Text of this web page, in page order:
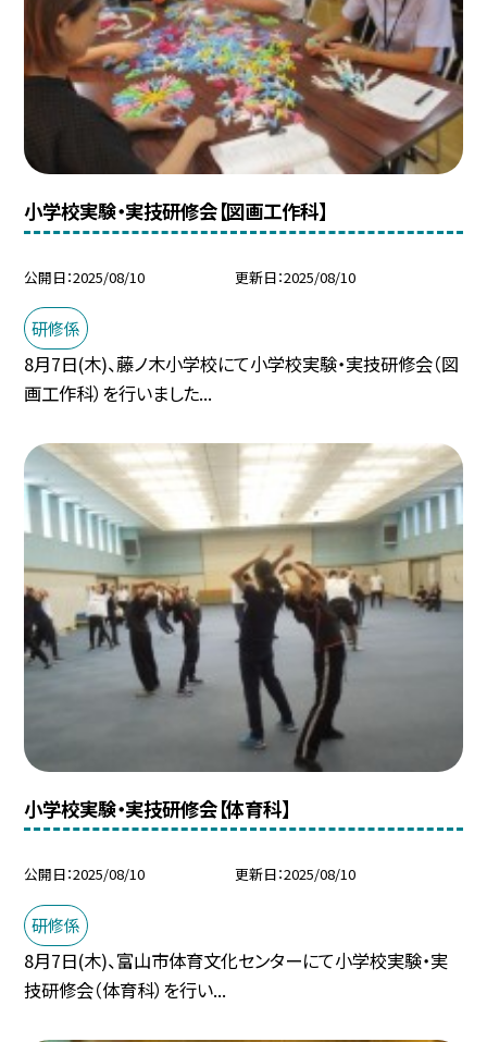
小学校実験・実技研修会【図画工作科】
公開日 2025/08/10 更新日 2025/08/10
研修係
8月7日(木)、藤ノ木小学校にて小学校実験・実技研修会（図
画工作科）を行いました...
小学校実験・実技研修会【体育科】
公開日 2025/08/10 更新日 2025/08/10
研修係
8月7日(木)、富山市体育文化センターにて小学校実験・実
技研修会（体育科）を行い...